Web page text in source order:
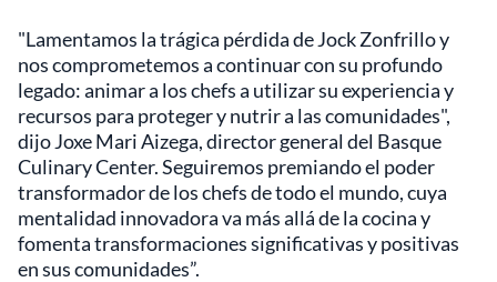
"Lamentamos la trágica pérdida de Jock Zonfrillo y
nos comprometemos a continuar con su profundo
legado: animar a los chefs a utilizar su experiencia y
recursos para proteger y nutrir a las comunidades",
dijo Joxe Mari Aizega, director general del Basque
Culinary Center. Seguiremos premiando el poder
transformador de los chefs de todo el mundo, cuya
mentalidad innovadora va más allá de la cocina y
fomenta transformaciones significativas y positivas
en sus comunidades”.